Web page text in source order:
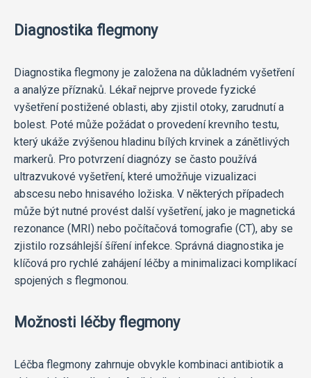
Diagnostika flegmony
Diagnostika flegmony je založena na důkladném vyšetření
a analýze příznaků. Lékař nejprve provede fyzické
vyšetření postižené oblasti, aby zjistil otoky, zarudnutí a
bolest. Poté může požádat o provedení krevního testu,
který ukáže zvýšenou hladinu bílých krvinek a zánětlivých
markerů. Pro potvrzení diagnózy se často používá
ultrazvukové vyšetření, které umožňuje vizualizaci
abscesu nebo hnisavého ložiska. V některých případech
může být nutné provést další vyšetření, jako je magnetická
rezonance (MRI) nebo počítačová tomografie (CT), aby se
zjistilo rozsáhlejší šíření infekce. Správná diagnostika je
klíčová pro rychlé zahájení léčby a minimalizaci komplikací
spojených s flegmonou.
Možnosti léčby flegmony
Léčba flegmony zahrnuje obvykle kombinaci antibiotik a